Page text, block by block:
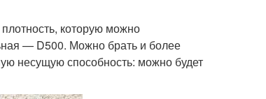
которую можно
— D500. Можно брать и более
несущую способность: можно будет